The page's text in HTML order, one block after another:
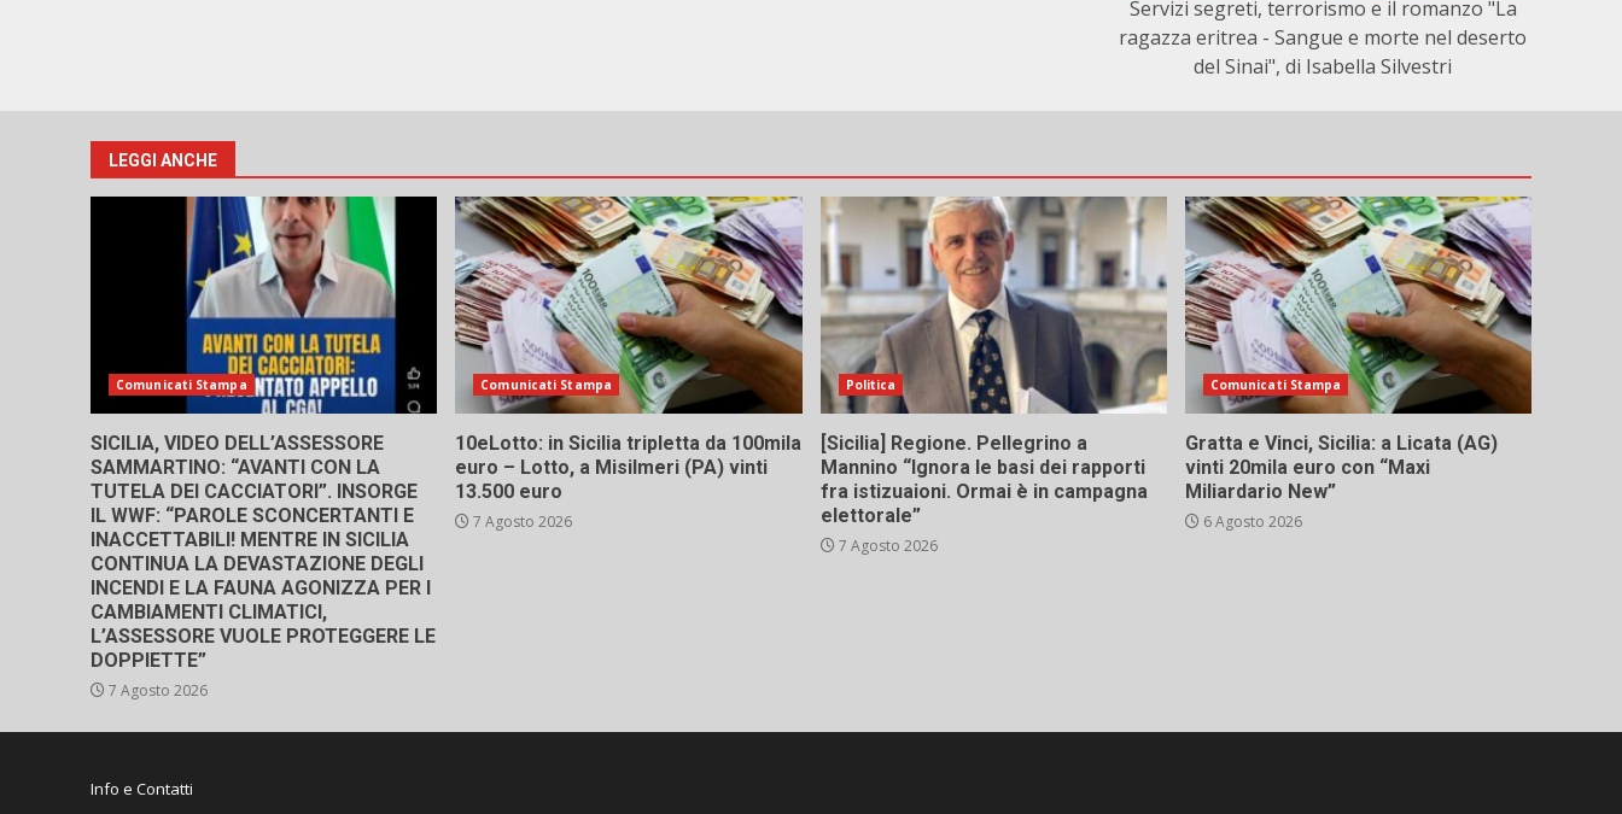
Servizi segreti, terrorismo e il romanzo "La
ragazza eritrea - Sangue e morte nel deserto
del Sinai", di Isabella Silvestri
LEGGI ANCHE
Comunicati Stampa
SICILIA, VIDEO DELL’ASSESSORE
SAMMARTINO: “AVANTI CON LA
TUTELA DEI CACCIATORI”. INSORGE
IL WWF: “PAROLE SCONCERTANTI E
INACCETTABILI! MENTRE IN SICILIA
CONTINUA LA DEVASTAZIONE DEGLI
INCENDI E LA FAUNA AGONIZZA PER I
CAMBIAMENTI CLIMATICI,
L’ASSESSORE VUOLE PROTEGGERE LE
DOPPIETTE”
7 Agosto 2026
Comunicati Stampa
10eLotto: in Sicilia tripletta da 100mila
euro – Lotto, a Misilmeri (PA) vinti
13.500 euro
7 Agosto 2026
Politica
[Sicilia] Regione. Pellegrino a
Mannino “Ignora le basi dei rapporti
fra istizuaioni. Ormai è in campagna
elettorale”
7 Agosto 2026
Comunicati Stampa
Gratta e Vinci, Sicilia: a Licata (AG)
vinti 20mila euro con “Maxi
Miliardario New”
6 Agosto 2026
Info e Contatti